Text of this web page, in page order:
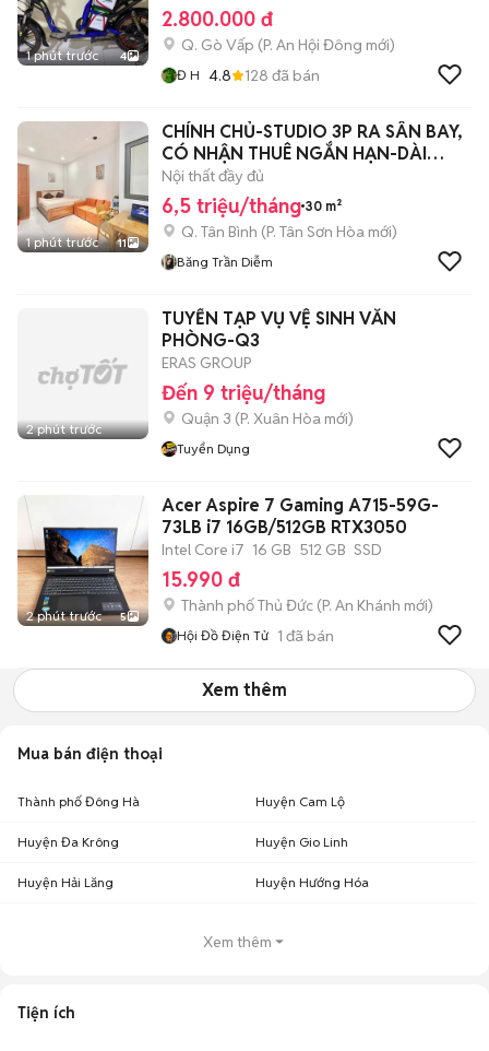
1 phút trước 4
2.800.000 đ
Q. Gò Vấp (P. An Hội Đông mới)
Đ H 4.8 128 đã bán
1 phút trước 11
CHÍNH CHỦ-STUDIO 3P RA SÂN BAY,
CÓ NHẬN THUÊ NGẮN HẠN-DÀI
HẠN-FULL NT
Nội thất đầy đủ
6,5 triệu/tháng 30 m²
Q. Tân Bình (P. Tân Sơn Hòa mới)
Băng Trần Diễm
2 phút trước
TUYỂN TẠP VỤ VỆ SINH VĂN
PHÒNG-Q3
ERAS GROUP
Đến 9 triệu/tháng
Quận 3 (P. Xuân Hòa mới)
Tuyển Dụng
2 phút trước 5
Acer Aspire 7 Gaming A715-59G-
73LB i7 16GB/512GB RTX3050
Intel Core i7 16 GB 512 GB SSD
15.990 đ
Thành phố Thủ Đức (P. An Khánh mới)
Hội Đồ Điện Tử 1 đã bán
Xem thêm
Mua bán điện thoại
Thành phố Đông Hà Huyện Cam Lộ
Huyện Đa Krông Huyện Gio Linh
Huyện Hải Lăng Huyện Hướng Hóa
Xem thêm
Tiện ích